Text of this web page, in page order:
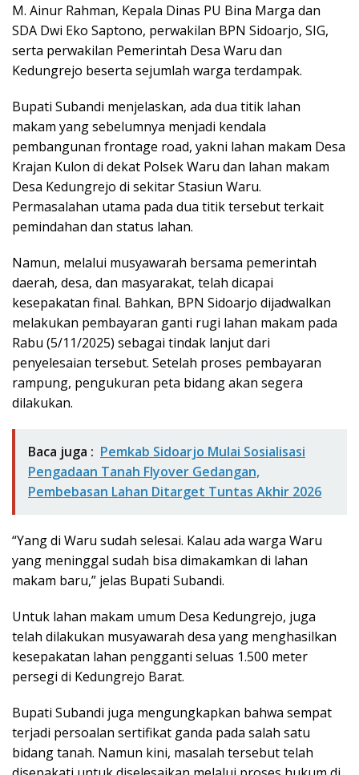
M. Ainur Rahman, Kepala Dinas PU Bina Marga dan
SDA Dwi Eko Saptono, perwakilan BPN Sidoarjo, SIG,
serta perwakilan Pemerintah Desa Waru dan
Kedungrejo beserta sejumlah warga terdampak.
Bupati Subandi menjelaskan, ada dua titik lahan
makam yang sebelumnya menjadi kendala
pembangunan frontage road, yakni lahan makam Desa
Krajan Kulon di dekat Polsek Waru dan lahan makam
Desa Kedungrejo di sekitar Stasiun Waru.
Permasalahan utama pada dua titik tersebut terkait
pemindahan dan status lahan.
Namun, melalui musyawarah bersama pemerintah
daerah, desa, dan masyarakat, telah dicapai
kesepakatan final. Bahkan, BPN Sidoarjo dijadwalkan
melakukan pembayaran ganti rugi lahan makam pada
Rabu (5/11/2025) sebagai tindak lanjut dari
penyelesaian tersebut. Setelah proses pembayaran
rampung, pengukuran peta bidang akan segera
dilakukan.
Baca juga : Pemkab Sidoarjo Mulai Sosialisasi
Pengadaan Tanah Flyover Gedangan,
Pembebasan Lahan Ditarget Tuntas Akhir 2026
“Yang di Waru sudah selesai. Kalau ada warga Waru
yang meninggal sudah bisa dimakamkan di lahan
makam baru,” jelas Bupati Subandi.
Untuk lahan makam umum Desa Kedungrejo, juga
telah dilakukan musyawarah desa yang menghasilkan
kesepakatan lahan pengganti seluas 1.500 meter
persegi di Kedungrejo Barat.
Bupati Subandi juga mengungkapkan bahwa sempat
terjadi persoalan sertifikat ganda pada salah satu
bidang tanah. Namun kini, masalah tersebut telah